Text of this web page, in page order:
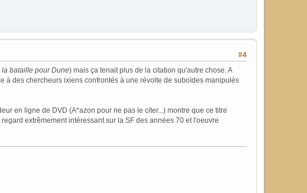
#4
la bataille pour Dune) mais ça tenait plus de la citation qu'autre chose. A
des chercheurs ixiens confrontés à une révolte de suboïdes manipulés
en ligne de DVD (A*azon pour ne pas le citer...) montre que ce titre
extrêmement intéressant sur la SF des années 70 et l'oeuvre